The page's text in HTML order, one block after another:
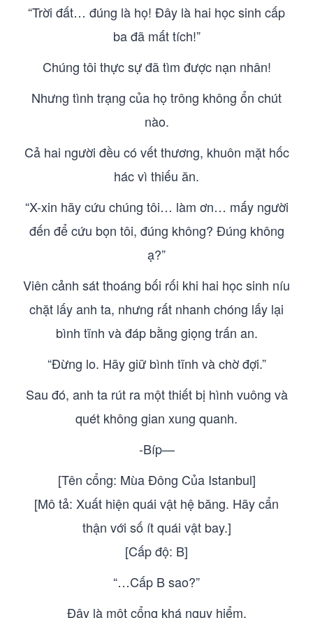
“Trời đất… đúng là họ! Đây là hai học sinh cấp
ba đã mất tích!”
Chúng tôi thực sự đã tìm được nạn nhân!
Nhưng tình trạng của họ trông không ổn chút
nào.
Cả hai người đều có vết thương, khuôn mặt hốc
hác vì thiếu ăn.
“X-xin hãy cứu chúng tôi… làm ơn… mấy người
đến để cứu bọn tôi, đúng không? Đúng không
ạ?”
Viên cảnh sát thoáng bối rối khi hai học sinh níu
chặt lấy anh ta, nhưng rất nhanh chóng lấy lại
bình tĩnh và đáp bằng giọng trấn an.
“Đừng lo. Hãy giữ bình tĩnh và chờ đợi.”
Sau đó, anh ta rút ra một thiết bị hình vuông và
quét không gian xung quanh.
-Bíp—
[Tên cổng: Mùa Đông Của Istanbul]
[Mô tả: Xuất hiện quái vật hệ băng. Hãy cẩn
thận với số ít quái vật bay.]
[Cấp độ: B]
“…Cấp B sao?”
Đây là một cổng khá nguy hiểm.